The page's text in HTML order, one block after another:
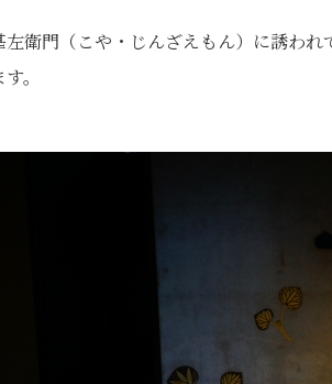
左衛門（こや・じんざえもん）に誘わ
。